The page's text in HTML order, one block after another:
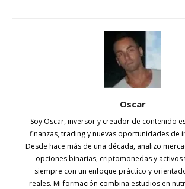
Oscar
Soy Oscar, inversor y creador de contenido
finanzas, trading y nuevas oportunidades de
Desde hace más de una década, analizo
opciones binarias, criptomonedas y
siempre con un enfoque práctico y
reales. Mi formación combina estudios en